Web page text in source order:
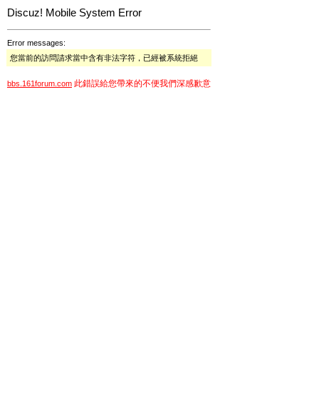
Discuz! Mobile System Error
Error messages:
您當前的訪問請求當中含有非法字符，已經被系統拒絕
bbs.161forum.com 此錯誤給您帶來的不便我們深感歉意